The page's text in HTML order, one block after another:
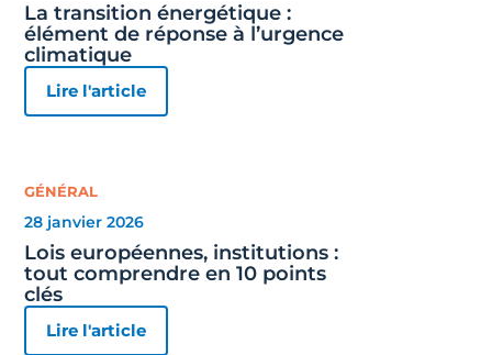
La transition énergétique :
élément de réponse à l’urgence
climatique
Lire l'article
GÉNÉRAL
28 janvier 2026
Lois européennes, institutions :
tout comprendre en 10 points
clés
Lire l'article